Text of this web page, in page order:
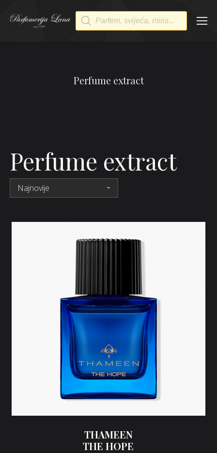
Products
search
Perfume extract
Perfume extract
THAMEEN
THE HOPE